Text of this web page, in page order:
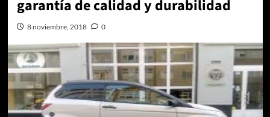
garantía de calidad y durabilidad
8 noviembre, 2018 0